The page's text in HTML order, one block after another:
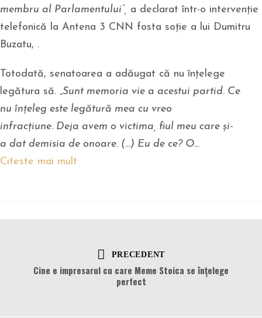
membru al Parlamentului”, a declarat într-o intervenție
telefonică la Antena 3 CNN fosta soție a lui Dumitru
Buzatu, .
Totodată, senatoarea a adăugat că nu înțelege
legătura să. „Sunt memoria vie a acestui partid. Ce
nu înțeleg este legătură mea cu vreo
infracțiune. Deja avem o victima, fiul meu care și-
a dat demisia de onoare. (…) Eu de ce? O…
Citeste mai mult
PRECEDENT
Cine e impresarul cu care Meme Stoica se înțelege
perfect